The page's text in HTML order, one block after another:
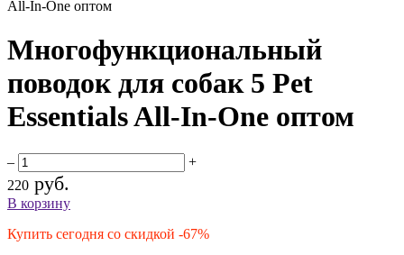
Многофункциональный
поводок для собак 5 Pet
Essentials All-In-One оптом
–
+
220 руб.
В корзину
Купить сегодня со скидкой -67%